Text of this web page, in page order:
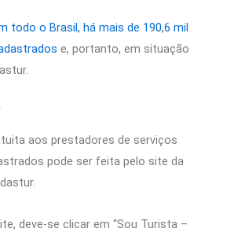
todo o Brasil, há mais de 190,6 mil
e, portanto, em situação
aos prestadores de serviços
pode ser feita pelo site da
deve-se clicar em “Sou Turista –